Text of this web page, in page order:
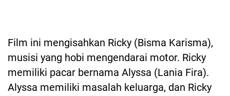
Film ini mengisahkan Ricky (Bisma Karisma),
musisi yang hobi mengendarai motor. Ricky
memiliki pacar bernama Alyssa (Lania Fira).
Alyssa memiliki masalah keluarga, dan Ricky